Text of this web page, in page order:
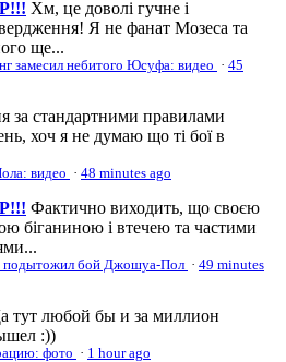
Хм, це доволі гучне і
Я не фанат Мозеса та
ще...
замесил небитого Юсуфа: видео · 45
за стандартними правилами
хоч я не думаю що ті бої в
видео · 48 minutes ago
Фактично виходить, що своєю
біганиною і втечею та частими
подытожил бой Джошуа-Пол · 49 minutes
тут любой бы и за миллион
:))
фото · 1 hour ago